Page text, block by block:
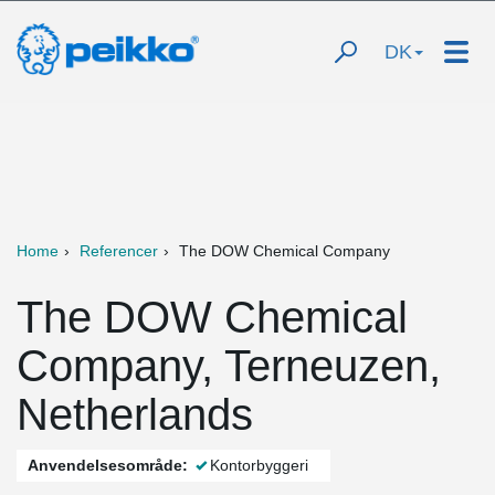
DK
Home Referencer The DOW Chemical Company
The DOW Chemical
Company, Terneuzen,
Netherlands
Anvendelsesområde: Kontorbyggeri